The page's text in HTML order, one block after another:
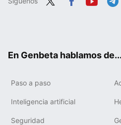
En Genbeta hablamos de...
Paso a paso
Inteligencia artificial
Seguridad